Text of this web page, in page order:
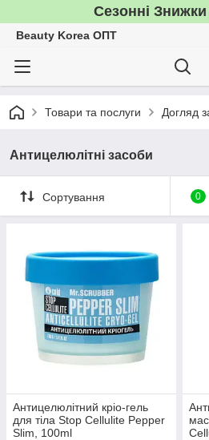
Сезонні
Beauty Korea ОПТ
Товари та послуги Догляд
Антицелюлітні засоби
Сортування 0
Антицелюлітний кріо-гель
для тіла Stop Cellulite Pepper
Slim, 100ml